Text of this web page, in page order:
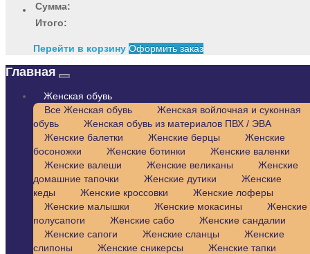
Сумма:
Итого:
Перейти в корзину Оформить заказ
Главная
Женская обувь
Все Женская обувь
Женская войлочная и суконная
обувь
Женская обувь из материалов ПВХ / ЭВА
Женские балетки
Женские берцы
Женские
босоножки
Женские ботинки
Женские валенки
Женские валеши
Женские великаны
Женские
домашние тапочки
Женские дутики
Женские
кеды
Женские кроссовки
Женские лоферы
Женские малышки
Женские мокасины
Женские
полусапоги
Женские сабо
Женские сандалии
Женские сапоги
Женские сланцы
Женские
слипоны
Женские сникерсы
Женские тапки